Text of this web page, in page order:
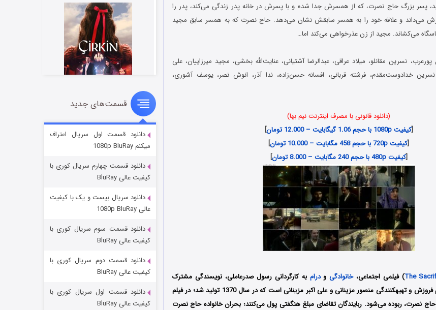
پسر بزرگ حاج نصرت، که از همسرش جدا شده و با پسرش در خانه پدر زندگی می‌کند،‌ پدر را
می‌داند و علاقه خود را به همسر سابقش نشان می‌دهد. حاج نصرت که به همسر سابق مجید
می‌کشاند. مجید از زن عذرخواهی می‌کند اما…
نسرین مقانلو، میلاد عراقی، عبدالرضا آشتیانی، عنایت‌الله بخشی، مجید میرزاییان، علی
خدادوست‌مقدم، فرشته قربانی، افسانه حسن‌زاده، ندا آذر، انوش نصر، یوسف آشوری،
(دانلود قانونی با مصرف اینترنت نیم بها)
[کیفیت 1080p با حجم 1.06 گیگابایت – 12.000 تومان
]
[کیفیت 720p با حجم 458 مگابایت – 10.000 تومان
]
[کیفیت 480p با حجم 240 مگابایت – 8.000 تومان ]
The) فیلمی اجتماعی،خانوادگیودرام به کارگردانی رسول صدرعاملی، نویسندگی مشترک
رسول صدرعاملی و ابراهیم فروزش و تهیه‎کنندگی منصور مزینانی و علی اکبر مزینانی است که در سال 1370 تولید شد؛ در فیلم
نصرت، ربوده می‌شود. ربایندگان تقاضای مبلغ هنگفتی پول می‌کنند؛ بحران خانواده حاج نصرت
سریال زشت
قسمت۲ (زیرنویس) منتشر شد
مردگان متحرک: شهر مرده ۳
قسمت‌های جدید
دانلود قسمت اول سریال اعتراف
میکنم 1080p BluRay
دانلود قسمت چهارم سریال کوری با
کیفیت عالی BluRay
دانلود سریال بیست و یک با کیفیت
عالی 1080p BluRay
دانلود قسمت سوم سریال کوری با
کیفیت عالی BluRay
دانلود قسمت دوم سریال کوری با
کیفیت عالی BluRay
دانلود قسمت اول سریال کوری با
کیفیت عالی BluRay